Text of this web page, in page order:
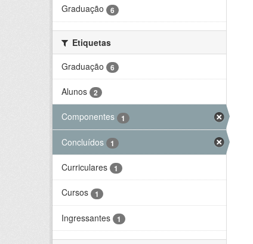
Graduação
6
Etiquetas
Graduação
6
Alunos 2
Componentes 1
Concluídos 1
Curriculares 1
Cursos 1
Ingressantes 1